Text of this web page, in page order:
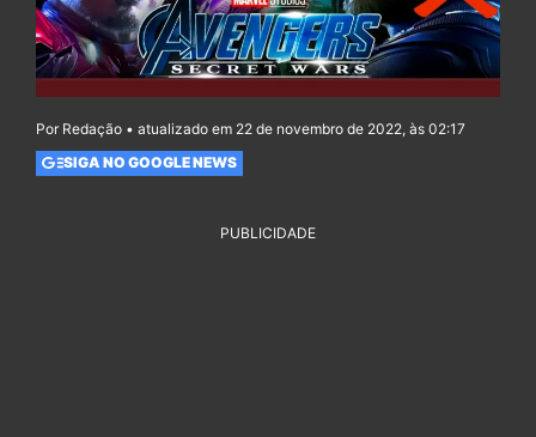
Por Redação • atualizado em 22 de novembro de 2022, às 02:17
SIGA NO GOOGLE NEWS
PUBLICIDADE